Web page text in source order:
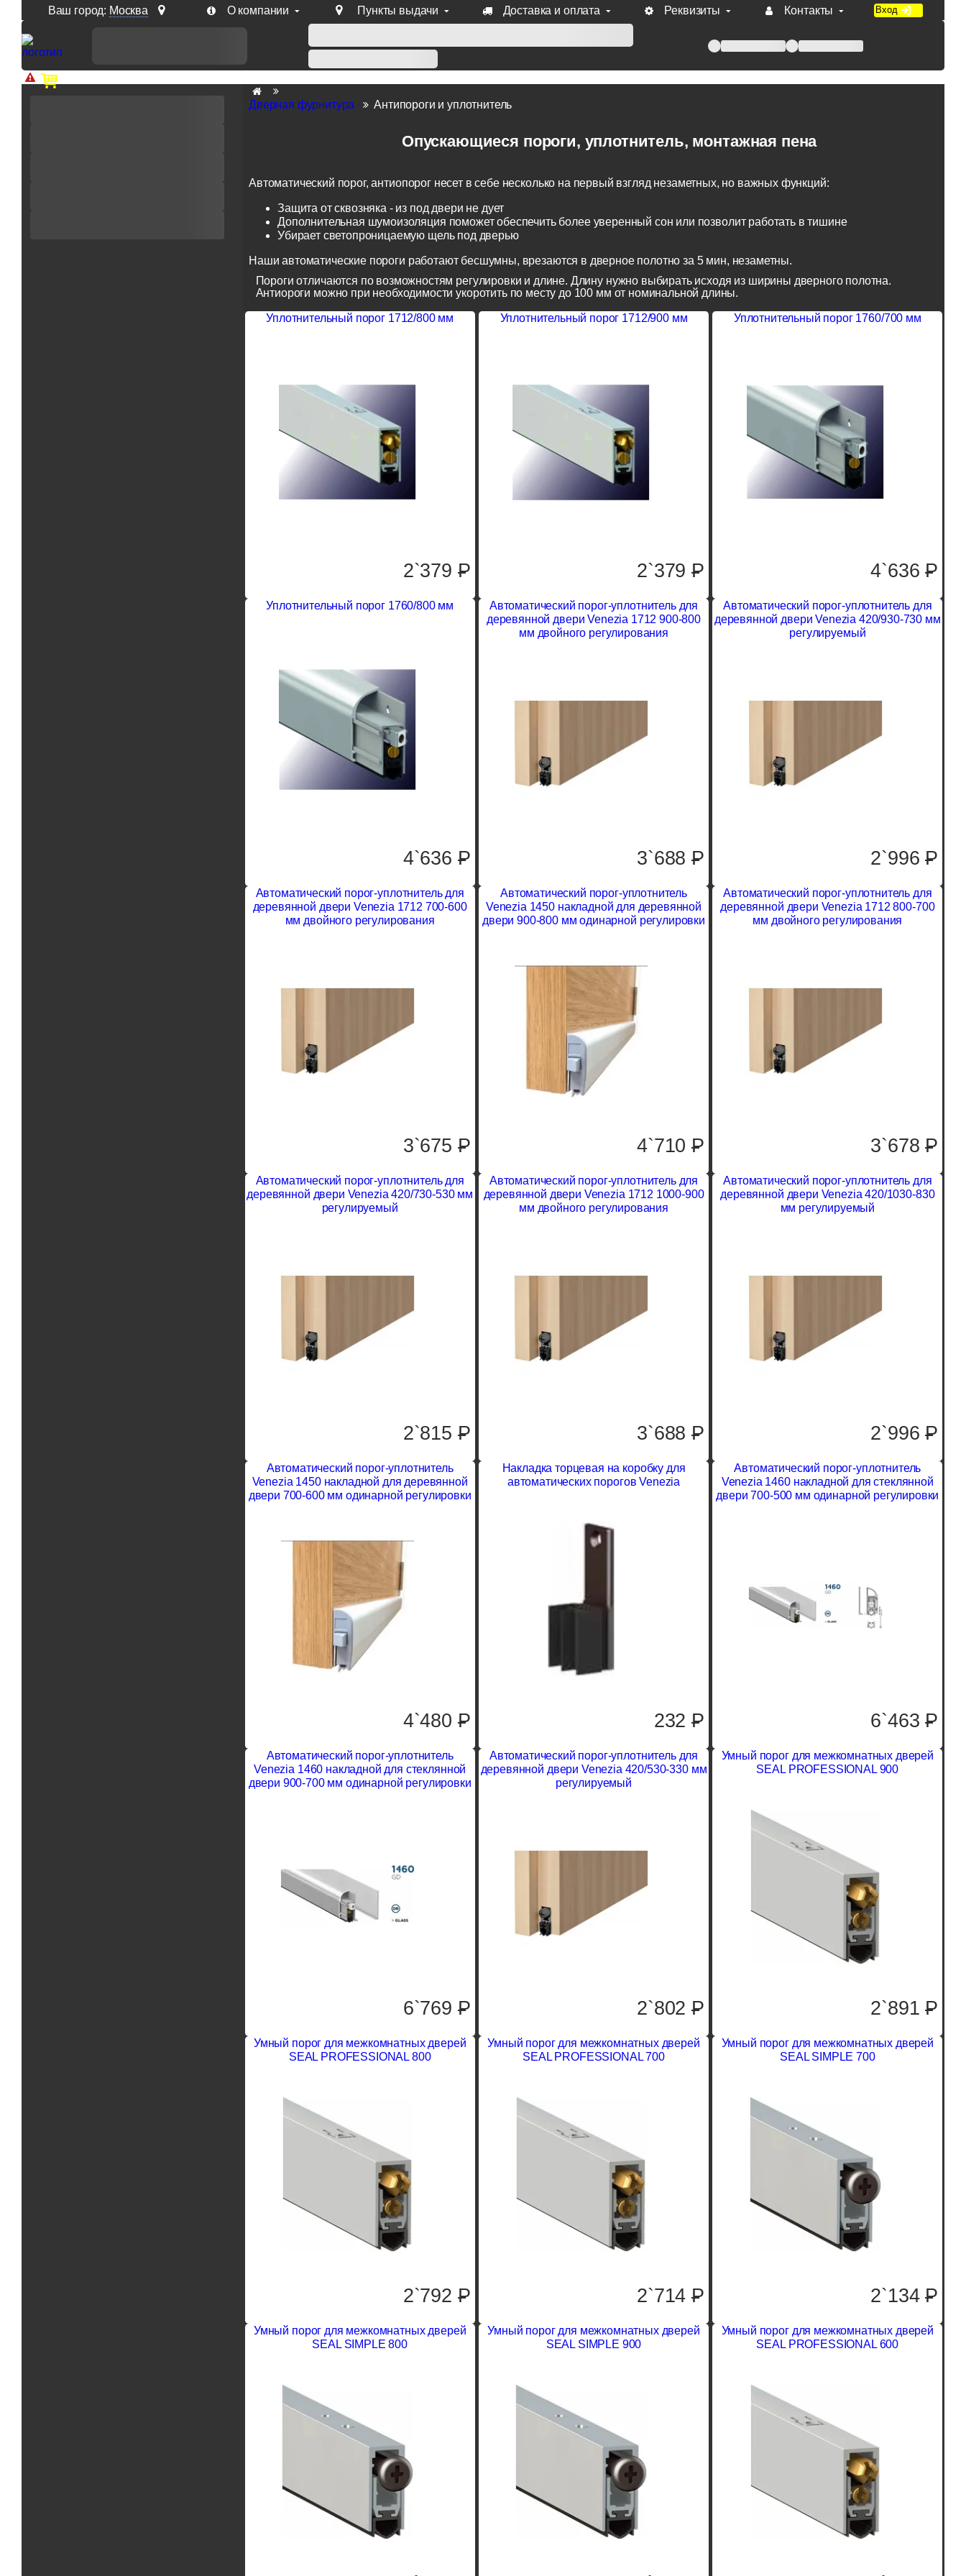
Ваш город: Москва О компании Пункты выдачи Доставка и оплата Реквизиты Контакты Вход
Доп. скидка от цен на сайте 7% при заказе от 50 тыс. руб продукции Venezia, Fratelli, Tupai, Extreza, Melodia, Forme при оплате по счету.
Дверная фурнитура Антипороги и уплотнитель
Опускающиеся пороги, уплотнитель, монтажная пена
Автоматический порог, антиопорог несет в себе несколько на первый взгляд незаметных, но важных функций:
Защита от сквозняка - из под двери не дует
Дополнительная шумоизоляция поможет обеспечить более уверенный сон или позволит работать в тишине
Убирает светопроницаемую щель под дверью
Наши автоматические пороги работают бесшумны, врезаются в дверное полотно за 5 мин, незаметны.
Пороги отличаются по возможностям регулировки и длине. Длину нужно выбирать исходя из ширины дверного полотна.
Антиороги можно при необходимости укоротить по месту до 100 мм от номинальной длины.
Уплотнительный порог 1712/800 мм
2`379 P
Уплотнительный порог 1712/900 мм
2`379P
Уплотнительный порог 1760/700 мм
4`636P
Уплотнительный порог 1760/800 мм
4`636 P
Автоматический порог-уплотнитель для
деревянной двери Venezia 1712 900-800
мм двойного регулирования
3`688P
Автоматический порог-уплотнитель для
деревянной двери Venezia 420/930-730 мм
регулируемый
2`996P
Автоматический порог-уплотнитель для
деревянной двери Venezia 1712 700-600
мм двойного регулирования
3`675 P
Автоматический порог-уплотнитель
Venezia 1450 накладной для деревянной
двери 900-800 мм одинарной регулировки
4`710P
Автоматический порог-уплотнитель для
деревянной двери Venezia 1712 800-700
мм двойного регулирования
3`678P
Автоматический порог-уплотнитель для
деревянной двери Venezia 420/730-530 мм
регулируемый
2`815 P
Автоматический порог-уплотнитель для
деревянной двери Venezia 1712 1000-900
мм двойного регулирования
3`688P
Автоматический порог-уплотнитель для
деревянной двери Venezia 420/1030-830
мм регулируемый
2`996P
Автоматический порог-уплотнитель
Venezia 1450 накладной для деревянной
двери 700-600 мм одинарной регулировки
4`480 P
Накладка торцевая на коробку для
автоматических порогов Venezia
232P
Автоматический порог-уплотнитель
Venezia 1460 накладной для стеклянной
двери 700-500 мм одинарной регулировки
6`463P
Автоматический порог-уплотнитель
Venezia 1460 накладной для стеклянной
двери 900-700 мм одинарной регулировки
6`769 P
Автоматический порог-уплотнитель для
деревянной двери Venezia 420/530-330 мм
регулируемый
2`802P
Умный порог для межкомнатных дверей
SEAL PROFESSIONAL 900
2`891P
Умный порог для межкомнатных дверей
SEAL PROFESSIONAL 800
2`792 P
Умный порог для межкомнатных дверей
SEAL PROFESSIONAL 700
2`714P
Умный порог для межкомнатных дверей
SEAL SIMPLE 700
2`134P
Умный порог для межкомнатных дверей
SEAL SIMPLE 800
Умный порог для межкомнатных дверей
SEAL SIMPLE 900
Умный порог для межкомнатных дверей
SEAL PROFESSIONAL 600